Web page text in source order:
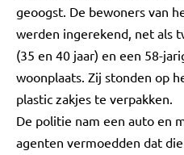
geoogst. De bewoners van
werden ingerekend, net als
(35 en 40 jaar) en een 58-
woonplaats. Zij stonden op
plastic zakjes te verpakken.
De politie nam een auto en
agenten vermoedden dat